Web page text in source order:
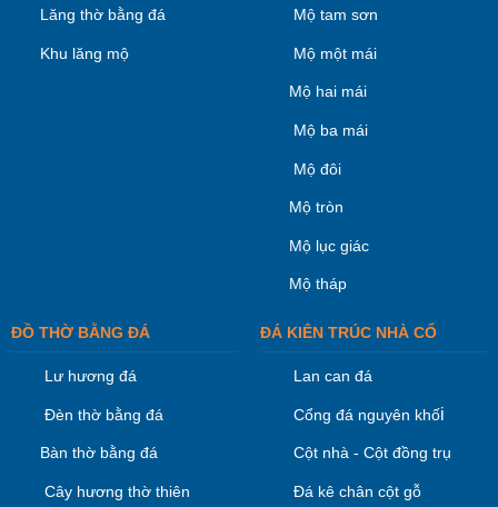
Lăng thờ bằng đá
Khu lăng mộ
Mộ tam sơn
Mộ một mái
Mộ hai mái
Mộ ba mái
Mộ đôi
Mộ tròn
Mộ lục giác
Mộ tháp
ĐỒ THỜ BẰNG ĐÁ
Lư hương đá
Đèn thờ bằng đá
Bàn thờ bằng đá
Cây hương thờ thiên
ĐÁ KIÊN TRÚC NHÀ CỔ
Lan can đá
Cổng đá nguyên khối
Cột nhà - Cột đồng trụ
Đá kê chân cột gỗ